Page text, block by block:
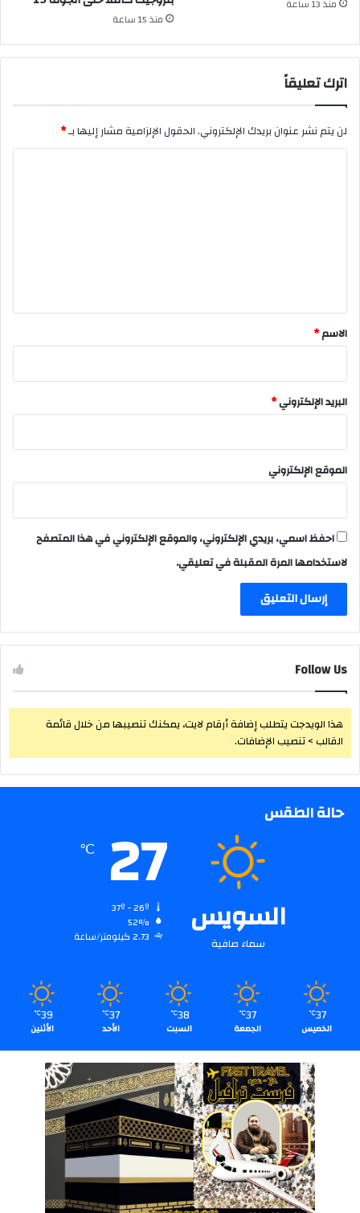
منذ 13 ساعة
منذ 15 ساعة
اترك تعليقاً
لن يتم نشر عنوان بريدك الإلكتروني.الحقول الإلزامية مشار إليها بـ*
*
الاسم*
البريد الإلكتروني*
الموقع الإلكتروني
احفظ اسمي، بريدي الإلكتروني، والموقع الإلكتروني في هذا المتصفح
لاستخدامها المرة المقبلة في تعليقي.
Follow Us
هذا الويدجت يتطلب إضافة أرقام لايت، يمكنك تنصيبها من خلال قائمة
القالب > تنصيب الإضافات.
حالة الطقس
السويس
سماء صافية
27
℃
52%
2.73 كيلومتر/ساعة
37
℃
الخميس
37
℃
الجمعة
38
℃
السبت
37
℃
الأحد
39
℃
الأثنين